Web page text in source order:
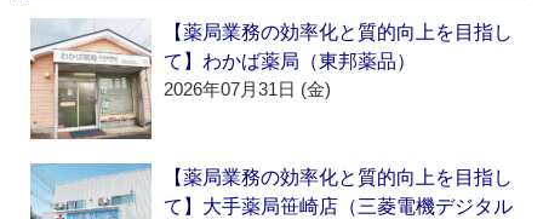
【薬局業務の効率化と質的向上を目指し
て】わかば薬局（東邦薬品）
2026年07月31日 (金)
【薬局業務の効率化と質的向上を目指し
て】大手薬局笹崎店（三菱電機デジタル